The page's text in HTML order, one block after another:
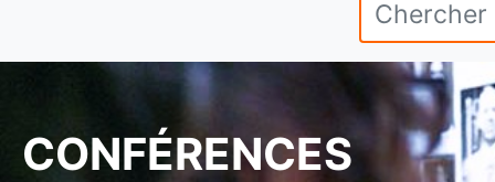
CONFÉRENCES